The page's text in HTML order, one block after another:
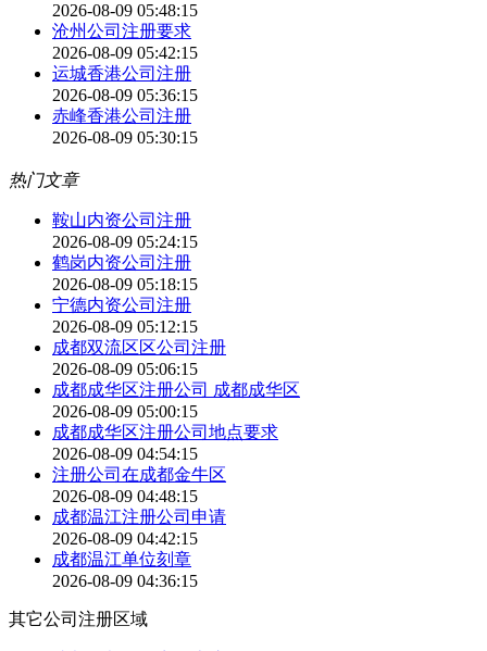
2026-08-09 05:48:15
沧州公司注册要求
2026-08-09 05:42:15
运城香港公司注册
2026-08-09 05:36:15
赤峰香港公司注册
2026-08-09 05:30:15
热门文章
鞍山内资公司注册
2026-08-09 05:24:15
鹤岗内资公司注册
2026-08-09 05:18:15
宁德内资公司注册
2026-08-09 05:12:15
成都双流区区公司注册
2026-08-09 05:06:15
成都成华区注册公司 成都成华区
2026-08-09 05:00:15
成都成华区注册公司地点要求
2026-08-09 04:54:15
注册公司在成都金牛区
2026-08-09 04:48:15
成都温江注册公司申请
2026-08-09 04:42:15
成都温江单位刻章
2026-08-09 04:36:15
其它公司注册区域